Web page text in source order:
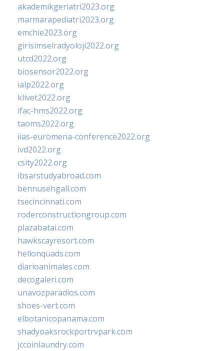
akademikgeriatri2023.org
marmarapediatri2023.org
emchie2023.org
girisimselradyoloji2022.org
utcd2022.org
biosensor2022.org
ialp2022.org
klivet2022.org
ifac-hms2022.org
taoms2022.org
iias-euromena-conference2022.org
ivd2022.org
csity2022.org
ibsarstudyabroad.com
bennusehgall.com
tsecincinnati.com
roderconstructiongroup.com
plazabatai.com
hawkscayresort.com
hellonquads.com
diarioanimales.com
decogaleri.com
unavozparadios.com
shoes-vert.com
elbotanicopanama.com
shadyoaksrockportrvpark.com
jccoinlaundry.com